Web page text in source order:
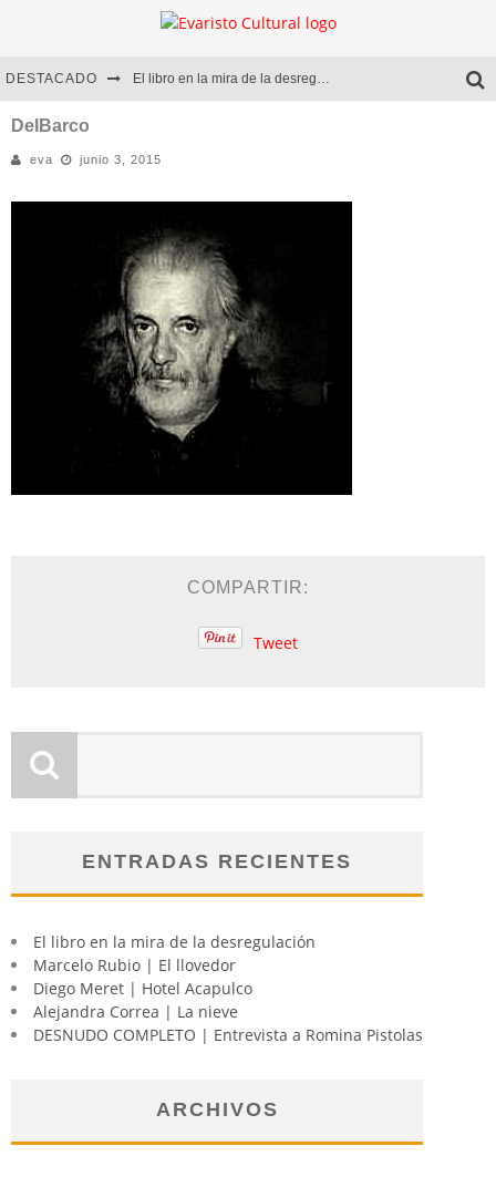
DESTACADO El libro en la mira de la desregulación
Diego Meret | Hotel Acapulco
DelBarco
eva junio 3, 2015
COMPARTIR:
Tweet
ENTRADAS RECIENTES
El libro en la mira de la desregulación
Marcelo Rubio | El llovedor
Diego Meret | Hotel Acapulco
Alejandra Correa | La nieve
DESNUDO COMPLETO | Entrevista a Romina Pistolas
ARCHIVOS